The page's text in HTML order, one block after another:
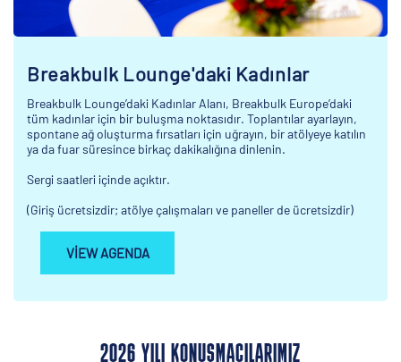
Breakbulk Lounge'daki Kadınlar
Breakbulk Lounge’daki Kadınlar Alanı, Breakbulk Europe’daki
tüm kadınlar için bir buluşma noktasıdır. Toplantılar ayarlayın,
spontane ağ oluşturma fırsatları için uğrayın, bir atölyeye katılın
ya da fuar süresince birkaç dakikalığına dinlenin.
Sergi saatleri içinde açıktır.
(Giriş ücretsizdir; atölye çalışmaları ve paneller de ücretsizdir)
VIEW AGENDA
2026 YILI KONUŞMACILARIMIZ